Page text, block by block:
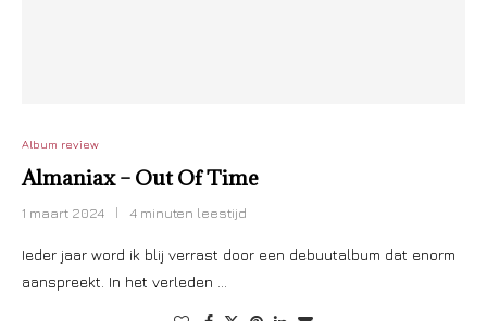
Album review
Almaniax – Out Of Time
1 maart 2024 4 minuten leestijd
Ieder jaar word ik blij verrast door een debuutalbum dat enorm
aanspreekt. In het verleden …